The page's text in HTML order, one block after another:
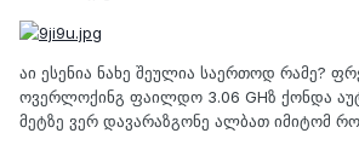
აი ესენია ნახე შეულია საერთოდ რამე?
ოვერლოქინგ ფაილდო 3.06 GHზ ქონდა
მეტზე ვერ დავარაზგონე ალბათ იმიტომ რო